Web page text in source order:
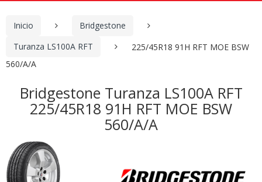
Inicio
Bridgestone
Turanza LS100A RFT
225/45R18 91H RFT MOE BSW
560/A/A
Bridgestone Turanza LS100A RFT
225/45R18 91H RFT MOE BSW
560/A/A